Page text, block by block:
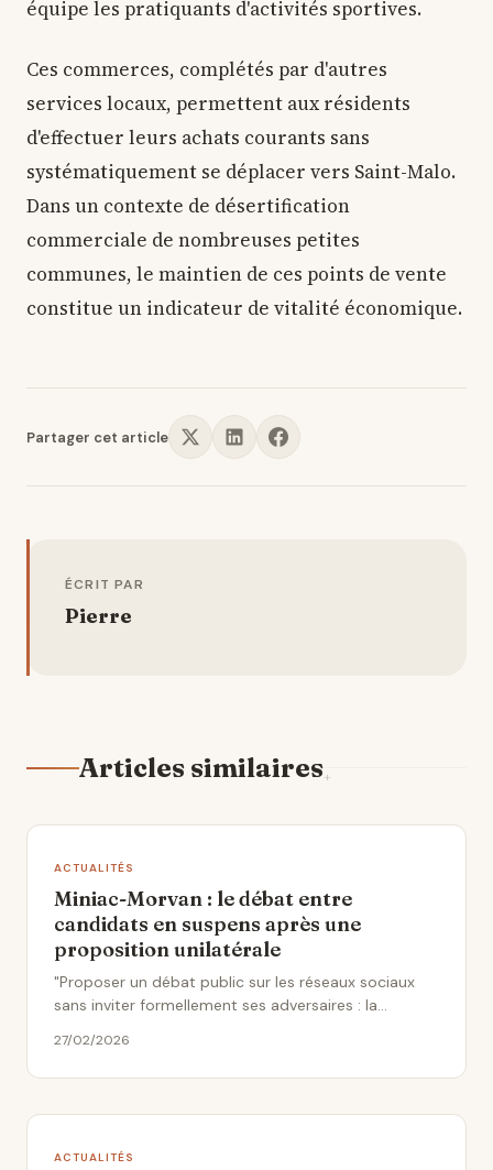
équipe les pratiquants d'activités sportives.
Ces commerces, complétés par d'autres
services locaux, permettent aux résidents
d'effectuer leurs achats courants sans
systématiquement se déplacer vers Saint-Malo.
Dans un contexte de désertification
commerciale de nombreuses petites
communes, le maintien de ces points de vente
constitue un indicateur de vitalité économique.
Partager cet article
ÉCRIT PAR
Pierre
Articles similaires
ACTUALITÉS
Miniac-Morvan : le débat entre
candidats en suspens après une
proposition unilatérale
"Proposer un débat public sur les réseaux sociaux
sans inviter formellement ses adversaires : la
27/02/2026
ACTUALITÉS